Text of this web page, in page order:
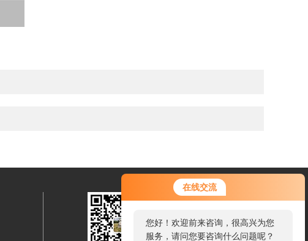
在线交流
您好！欢迎前来咨询，很高兴为您
服务，请问您要咨询什么问题呢？